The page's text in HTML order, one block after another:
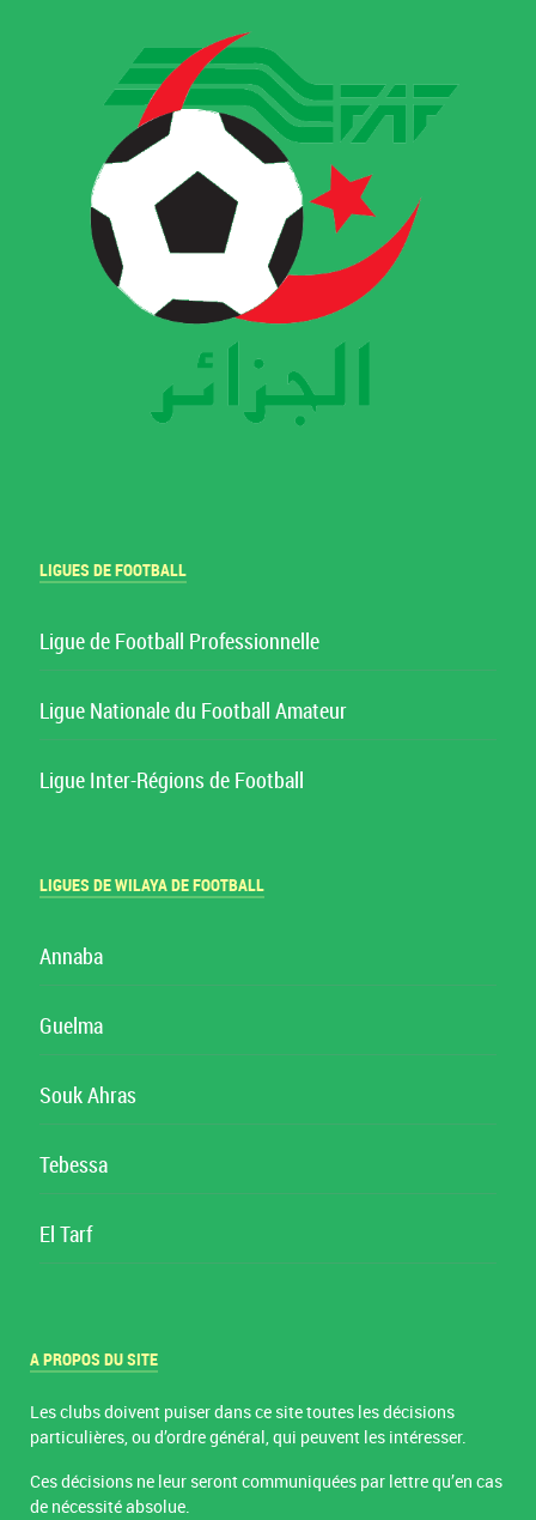
LIGUES DE FOOTBALL
Ligue de Football Professionnelle
Ligue Nationale du Football Amateur
Ligue Inter-Régions de Football
LIGUES DE WILAYA DE FOOTBALL
Annaba
Guelma
Souk Ahras
Tebessa
El Tarf
A PROPOS DU SITE
Les clubs doivent puiser dans ce site toutes les décisions
particulières, ou d’ordre général, qui peuvent les intéresser.
Ces décisions ne leur seront communiquées par lettre qu’en cas
de nécessité absolue.